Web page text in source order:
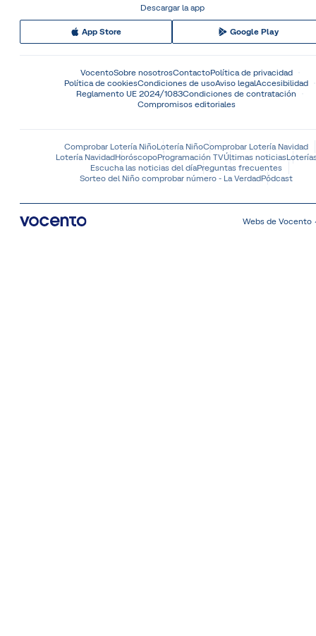
Descargar la app
App Store Google Play
VocentoSobre nosotrosContactoPolítica de privacidad
Política de cookiesCondiciones de usoAviso legalAccesibilidad
Reglamento UE 2024/1083Condiciones de contratación
Compromisos editoriales
Comprobar Lotería NiñoLotería NiñoComprobar Lotería Navidad
Lotería NavidadHoróscopoProgramación TVÚltimas noticias
Escucha las noticias del díaPreguntas frecuentes
Sorteo del Niño comprobar número - La VerdadPódcast
Webs de Vocento